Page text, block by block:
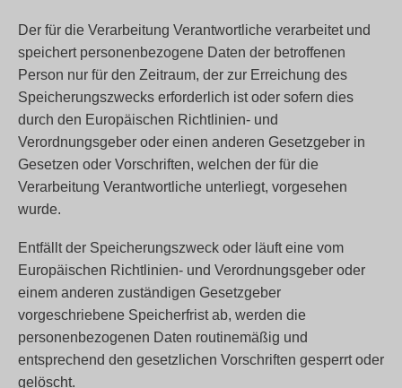
Der für die Verarbeitung Verantwortliche verarbeitet und
speichert personenbezogene Daten der betroffenen
Person nur für den Zeitraum, der zur Erreichung des
Speicherungszwecks erforderlich ist oder sofern dies
durch den Europäischen Richtlinien- und
Verordnungsgeber oder einen anderen Gesetzgeber in
Gesetzen oder Vorschriften, welchen der für die
Verarbeitung Verantwortliche unterliegt, vorgesehen
wurde.
Entfällt der Speicherungszweck oder läuft eine vom
Europäischen Richtlinien- und Verordnungsgeber oder
einem anderen zuständigen Gesetzgeber
vorgeschriebene Speicherfrist ab, werden die
personenbezogenen Daten routinemäßig und
entsprechend den gesetzlichen Vorschriften gesperrt oder
gelöscht.